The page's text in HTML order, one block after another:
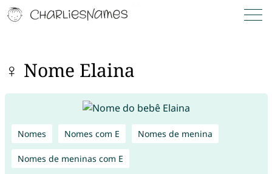
♀ Nome Elaina
Nomes Nomes com E Nomes de menina
Nomes de meninas com E